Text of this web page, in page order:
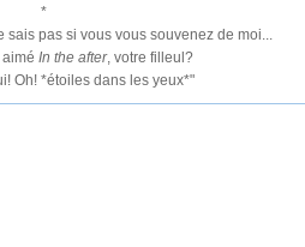
*
sais pas si vous vous souvenez de moi...
In the after, votre filleul?
Oh! *étoiles dans les yeux*"